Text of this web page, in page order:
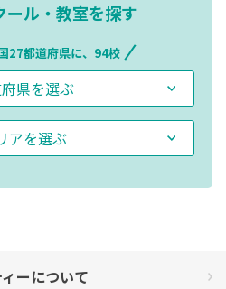
ール・教室を探す
27都道府県に、94校
県を選ぶ
アを選ぶ
ーについて